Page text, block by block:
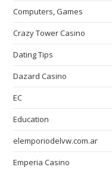
Computers, Games
Crazy Tower Сasino
Dating Tips
Dazard Casino
EC
Education
elemporiodelvw.com.ar
Emperia Casino